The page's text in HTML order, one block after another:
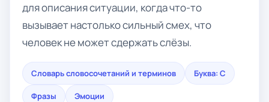
для описания ситуации, когда что-то
вызывает настолько сильный смех, что
человек не может сдержать слёзы.
Словарь словосочетаний и терминов Буква: С
Фразы Эмоции